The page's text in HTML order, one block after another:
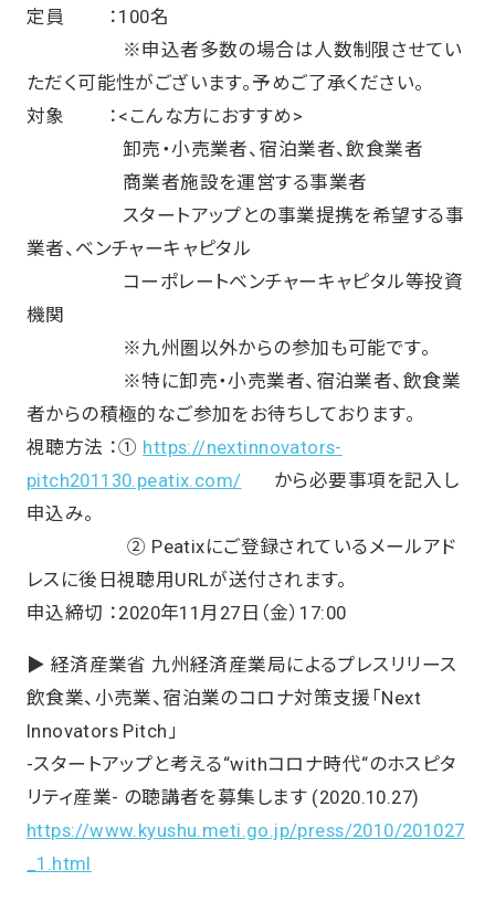
定員 ：100名
※申込者多数の場合は人数制限させてい
ただく可能性がございます。予めご了承ください。
対象 ：<こんな方におすすめ>
卸売・小売業者、宿泊業者、飲食業者
商業者施設を運営する事業者
スタートアップとの事業提携を希望する事
業者、ベンチャーキャピタル
コーポレートベンチャーキャピタル等投資
機関
※九州圏以外からの参加も可能です。
※特に卸売・小売業者、宿泊業者、飲食業
者からの積極的なご参加をお待ちしております。
視聴方法 ：① https://nextinnovators-
pitch201130.peatix.com/
から必要事項を記入し
申込み。
② Peatixにご登録されているメールアド
レスに後日視聴用URLが送付されます。
申込締切 ：2020年11月27日（金）17:00
▶️ 経済産業省 九州経済産業局によるプレスリリース
飲食業、小売業、宿泊業のコロナ対策支援「Next
Innovators Pitch」
-スタートアップと考える“withコロナ時代“のホスピタ
リティ産業- の聴講者を募集します (2020.10.27)
https://www.kyushu.meti.go.jp/press/2010/201027
_1.html